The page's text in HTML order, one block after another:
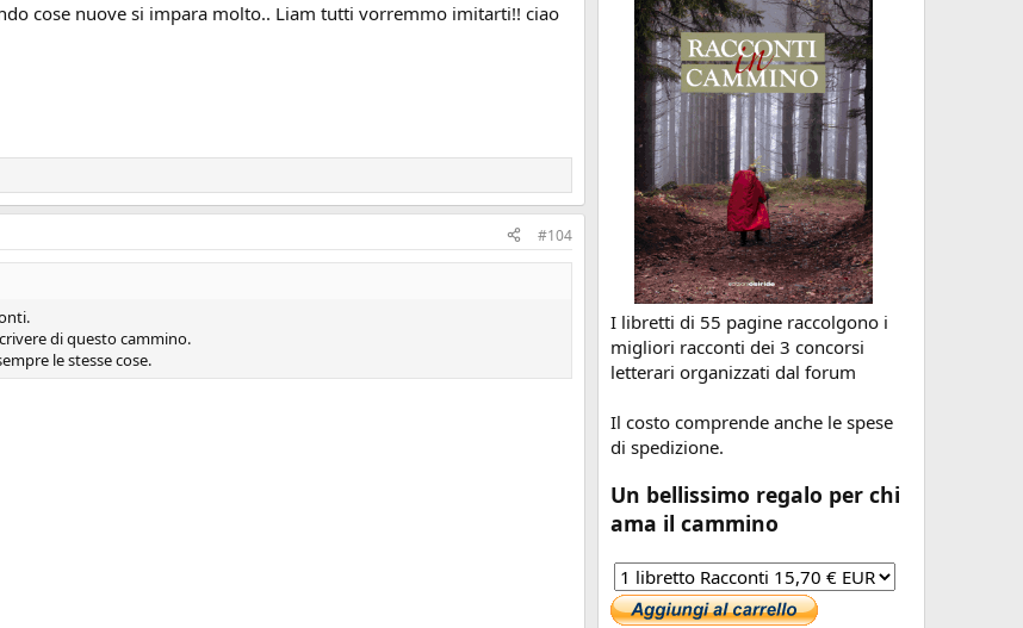
cose nuove si impara molto.. Liam tutti vorremmo imitarti!! ciao
#104
di questo cammino.
le stesse cose.
I libretti di 55 pagine raccolgono i
migliori racconti dei 3 concorsi
letterari organizzati dal forum
Il costo comprende anche le spese
di spedizione.
Un bellissimo regalo per chi
ama il cammino